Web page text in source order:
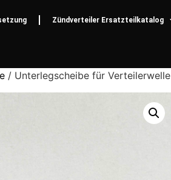
Zündverteiler Ersatzteilkatalog
/ Unterlegscheibe für Verteilerwelle